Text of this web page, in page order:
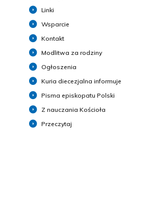
Linki
Wsparcie
Kontakt
Modlitwa za rodziny
Ogłoszenia
Kuria diecezjalna informuje
Pisma episkopatu Polski
Z nauczania Kościoła
Przeczytaj